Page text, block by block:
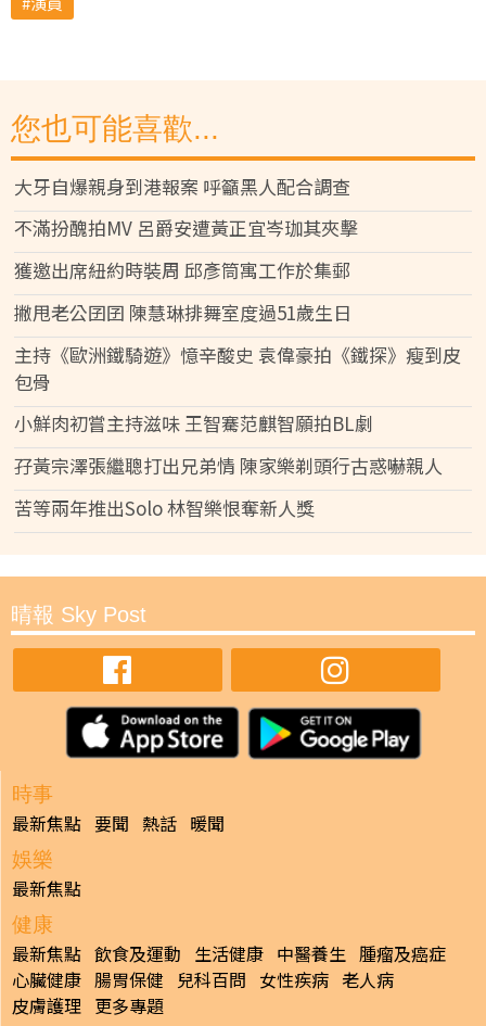
您也可能喜歡...
大牙自爆親身到港報案 呼籲黑人配合調查
不滿扮醜拍MV 呂爵安遭黃正宜岑珈其夾擊
獲邀出席紐約時裝周 邱彥筒寓工作於集郵
撇甩老公囝囝 陳慧琳排舞室度過51歲生日
主持《歐洲鐵騎遊》憶辛酸史 袁偉豪拍《鐵探》瘦到皮
包骨
小鮮肉初嘗主持滋味 王智騫范麒智願拍BL劇
孖黃宗澤張繼聰打出兄弟情 陳家樂剃頭行古惑嚇親人
苦等兩年推出Solo 林智樂恨奪新人獎
晴報 Sky Post
時事
最新焦點 要聞 熱話 暖聞
娛樂
最新焦點
健康
最新焦點 飲食及運動 生活健康 中醫養生 腫瘤及癌症
心臟健康 腸胃保健 兒科百問 女性疾病 老人病
皮膚護理 更多專題